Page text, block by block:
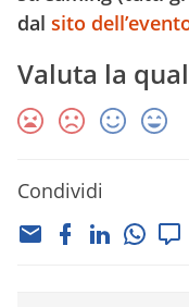
dal sito
Valuta la
Condividi